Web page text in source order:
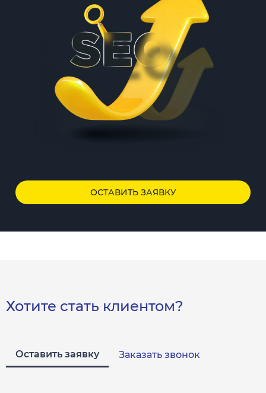
ОСТАВИТЬ ЗАЯВКУ
Хотите стать клиентом?
Оставить заявку Заказать звонок